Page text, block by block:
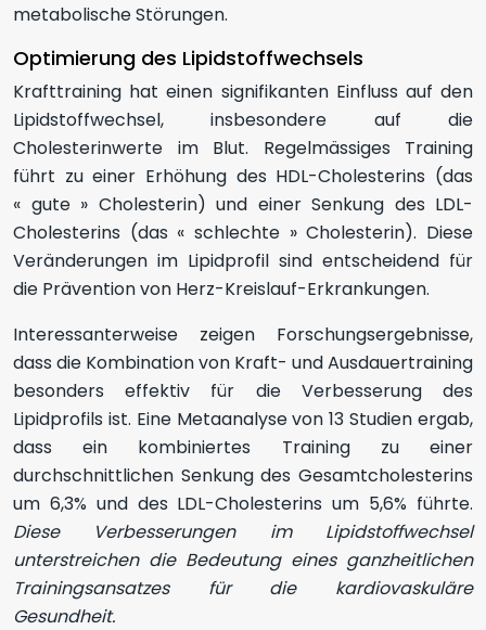
metabolische Störungen.
Optimierung des Lipidstoffwechsels
Krafttraining hat einen signifikanten Einfluss auf den
Lipidstoffwechsel, insbesondere auf die
Cholesterinwerte im Blut. Regelmässiges Training
führt zu einer Erhöhung des HDL-Cholesterins (das
« gute » Cholesterin) und einer Senkung des LDL-
Cholesterins (das « schlechte » Cholesterin). Diese
Veränderungen im Lipidprofil sind entscheidend für
die Prävention von Herz-Kreislauf-Erkrankungen.
Interessanterweise zeigen Forschungsergebnisse,
dass die Kombination von Kraft- und Ausdauertraining
besonders effektiv für die Verbesserung des
Lipidprofils ist. Eine Metaanalyse von 13 Studien ergab,
dass ein kombiniertes Training zu einer
durchschnittlichen Senkung des Gesamtcholesterins
um 6,3% und des LDL-Cholesterins um 5,6% führte.
Diese Verbesserungen im Lipidstoffwechsel
unterstreichen die Bedeutung eines ganzheitlichen
Trainingsansatzes für die kardiovaskuläre
Gesundheit.